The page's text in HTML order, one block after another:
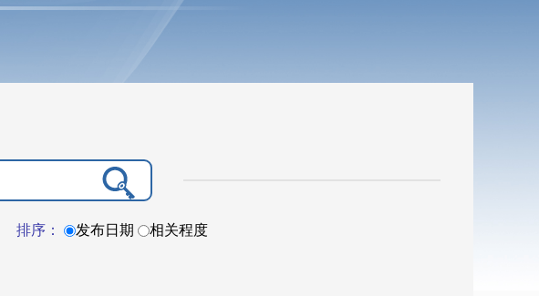
排序： 发布日期 相关程度